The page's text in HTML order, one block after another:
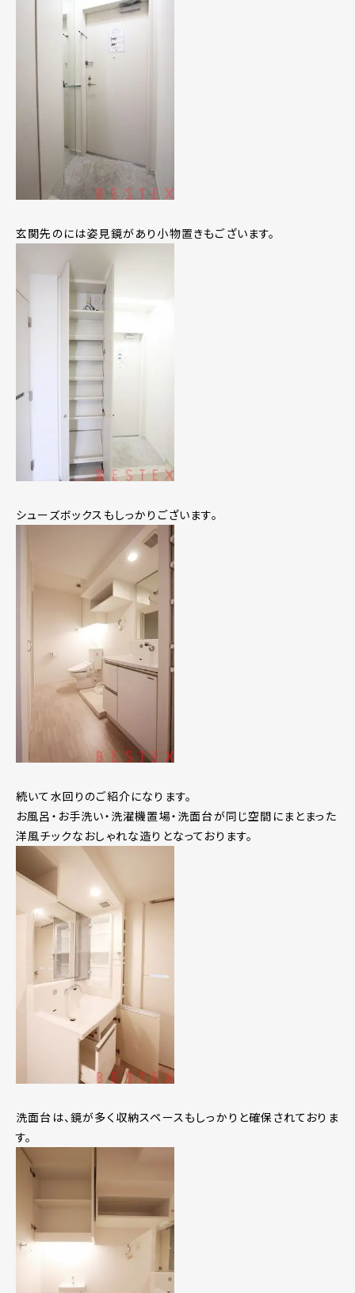
玄関先のには姿見鏡があり小物置きもございます。
シューズボックスもしっかりございます。
続いて水回りのご紹介になります。
お風呂・お手洗い・洗濯機置場・洗面台が同じ空間にまとまった
洋風チックなおしゃれな造りとなっております。
洗面台は、鏡が多く収納スペースもしっかりと確保されておりま
す。